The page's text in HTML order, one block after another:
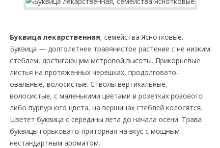
Буквица лекарственная, семейства Яснотковые.
Буквица — долголетнее травянистое растение с не низким
стеблем, достигающим метровой высоты. Прикорневые
листья на протяженных черешках, продолговато-
овальные, волосистые. Стволы вертикальные,
волосистые, с маленькими цветами в розетках розового
либо пурпурного цвета, на вершинах стеблей колосятся.
Цветет буквица с середины лета до начала осени. Трава
буквицы горьковато-приторная на вкус с мощным
нестандартным ароматом.